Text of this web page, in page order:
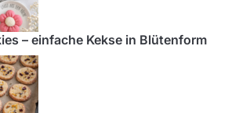
– einfache Kekse in Blütenform